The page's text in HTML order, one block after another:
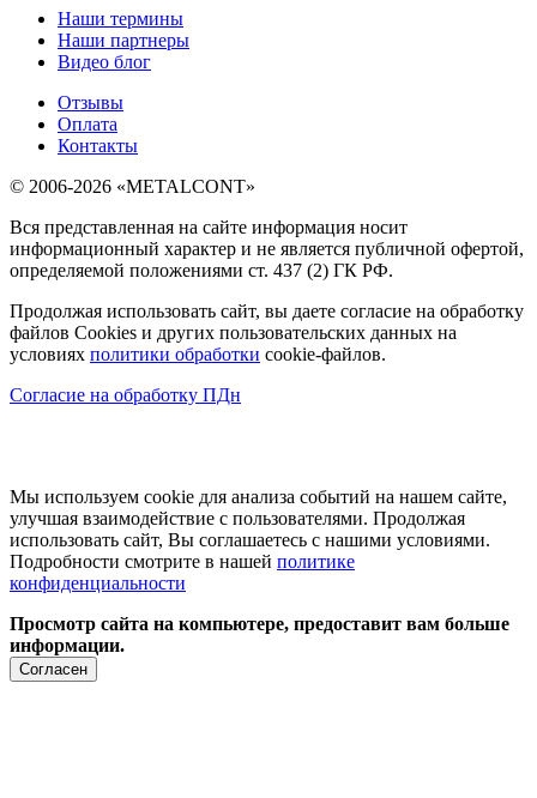
Наши термины
Наши партнеры
Видео блог
Отзывы
Оплата
Контакты
© 2006-2026 «METALCONT»
Вся представленная на сайте информация носит
информационный характер и не является публичной офертой,
определяемой положениями ст. 437 (2) ГК РФ.
Продолжая использовать сайт, вы даете согласие на обработку
файлов Cookies и других пользовательских данных на
условиях политики обработки cookie-файлов.
Согласие на обработку ПДн
Мы используем cookie для анализа событий на нашем сайте,
улучшая взаимодействие с пользователями. Продолжая
использовать сайт, Вы соглашаетесь с нашими условиями.
Подробности смотрите в нашей политике
конфиденциальности
Просмотр сайта на компьютере, предоставит вам больше
информации.
Согласен